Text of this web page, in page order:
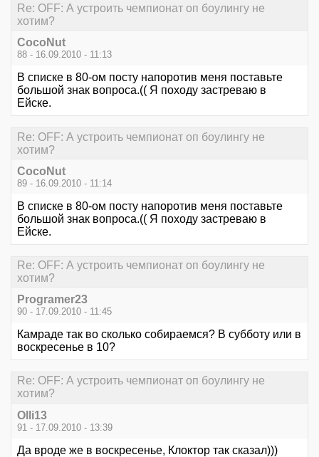
Re: OFF: А устроить чемпионат оп боулингу не
хотим?
CocoNut
88 - 16.09.2010 - 11:13
В списке в 80-ом посту напоротив меня поставьте
большой знак вопроса.(( Я походу застреваю в
Ейске.
Re: OFF: А устроить чемпионат оп боулингу не
хотим?
CocoNut
89 - 16.09.2010 - 11:14
В списке в 80-ом посту напоротив меня поставьте
большой знак вопроса.(( Я походу застреваю в
Ейске.
Re: OFF: А устроить чемпионат оп боулингу не
хотим?
Programer23
90 - 17.09.2010 - 11:45
Камраде так во сколько собираемся? В субботу или в
воскресенье в 10?
Re: OFF: А устроить чемпионат оп боулингу не
хотим?
Olli13
91 - 17.09.2010 - 13:39
Да вроде же в воскресенье, Клоктор так сказал)))